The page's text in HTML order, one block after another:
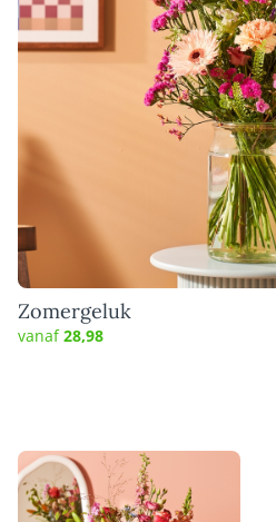
Zomergeluk
vanaf28,98